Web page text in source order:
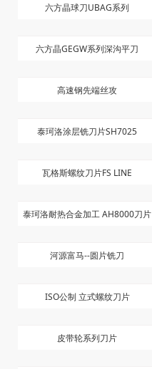
T9125
六方晶球刀UBAG系列
六方晶GEGW系列深沟平刀
高速钢先端丝攻
泰珂洛涂层铣刀片SH7025
瓦格斯螺纹刀片FS LINE
泰珂洛耐热合金加工 AH8000刀片
河源富马--圆片铣刀
ISO公制 立式螺纹刀片
皮带轮系列刀片